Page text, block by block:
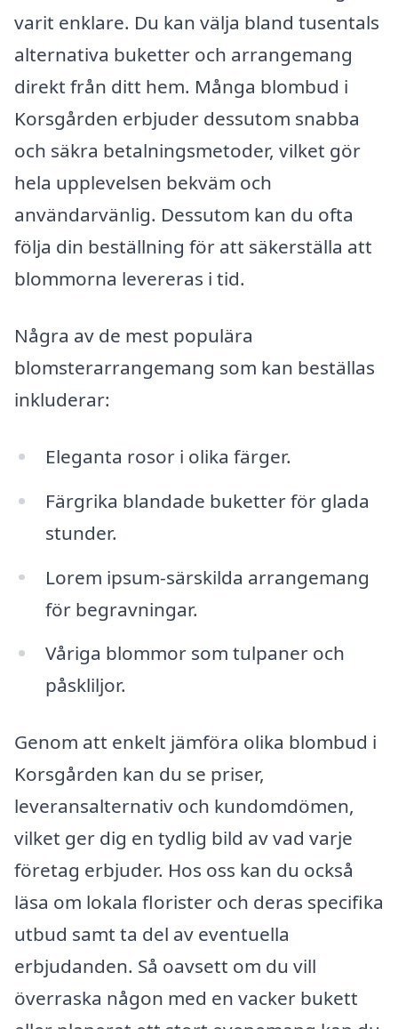
varit enklare. Du kan välja bland tusentals
alternativa buketter och arrangemang
direkt från ditt hem. Många blombud i
Korsgården erbjuder dessutom snabba
och säkra betalningsmetoder, vilket gör
hela upplevelsen bekväm och
användarvänlig. Dessutom kan du ofta
följa din beställning för att säkerställa att
blommorna levereras i tid.
Några av de mest populära
blomsterarrangemang som kan beställas
inkluderar:
Eleganta rosor i olika färger.
Färgrika blandade buketter för glada
stunder.
Lorem ipsum-särskilda arrangemang
för begravningar.
Våriga blommor som tulpaner och
påskliljor.
Genom att enkelt jämföra olika blombud i
Korsgården kan du se priser,
leveransalternativ och kundomdömen,
vilket ger dig en tydlig bild av vad varje
företag erbjuder. Hos oss kan du också
läsa om lokala florister och deras specifika
utbud samt ta del av eventuella
erbjudanden. Så oavsett om du vill
överraska någon med en vacker bukett